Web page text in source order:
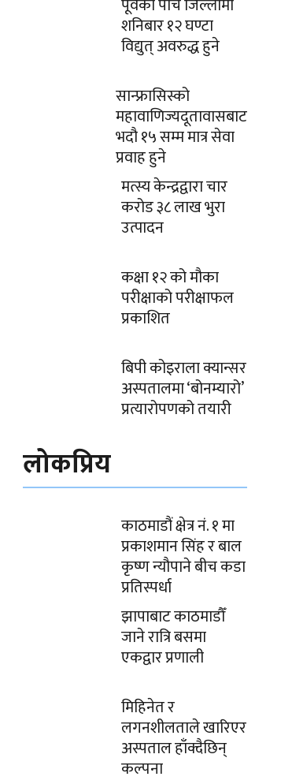
पूर्वका पाँच जिल्लामा
शनिबार १२ घण्टा
विद्युत् अवरुद्ध हुने
सान्फ्रासिस्को
महावाणिज्यदूतावासबाट
भदौ १५ सम्म मात्र सेवा
प्रवाह हुने
मत्स्य केन्द्रद्वारा चार
करोड ३८ लाख भुरा
उत्पादन
कक्षा १२ को मौका
परीक्षाको परीक्षाफल
प्रकाशित
बिपी कोइराला क्यान्सर
अस्पतालमा ‘बोनम्यारो’
प्रत्यारोपणको तयारी
लोकप्रिय
काठमाडौं क्षेत्र नं. १ मा
प्रकाशमान सिंह र बाल
कृष्ण न्यौपाने बीच कडा
प्रतिस्पर्धा
झापाबाट काठमाडौँ
जाने रात्रि बसमा
एकद्वार प्रणाली
मिहिनेत र
लगनशीलताले खारिएर
अस्पताल हाँक्दैछिन्
कल्पना